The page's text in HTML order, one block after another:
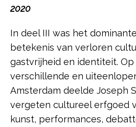
2020
In deel III was het
betekenis van verloren
gastvrijheid en identiteit. Op
verschillende en
Amsterdam deelde Joseph
vergeten cultureel erfgoed
kunst, performances,